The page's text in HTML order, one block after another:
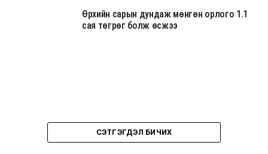
Өрхийн сарын дундаж мөнгөн орлого 1.1
сая төгрөг болж өсжээ
СЭТГЭГДЭЛ БИЧИХ